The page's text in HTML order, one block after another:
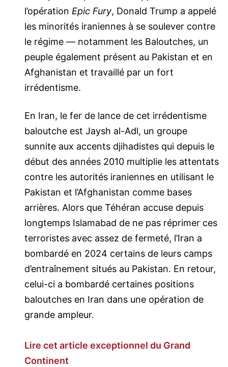
l’opération Epic Fury, Donald Trump a appelé
les minorités iraniennes à se soulever contre
le régime — notamment les Baloutches, un
peuple également présent au Pakistan et en
Afghanistan et travaillé par un fort
irrédentisme.
En Iran, le fer de lance de cet irrédentisme
baloutche est Jaysh al-Adl, un groupe
sunnite aux accents djihadistes qui depuis le
début des années 2010 multiplie les attentats
contre les autorités iraniennes en utilisant le
Pakistan et l’Afghanistan comme bases
arrières. Alors que Téhéran accuse depuis
longtemps Islamabad de ne pas réprimer ces
terroristes avec assez de fermeté, l’Iran a
bombardé en 2024 certains de leurs camps
d’entraînement situés au Pakistan. En retour,
celui-ci a bombardé certaines positions
baloutches en Iran dans une opération de
grande ampleur.
Lire cet article exceptionnel du Grand
Continent